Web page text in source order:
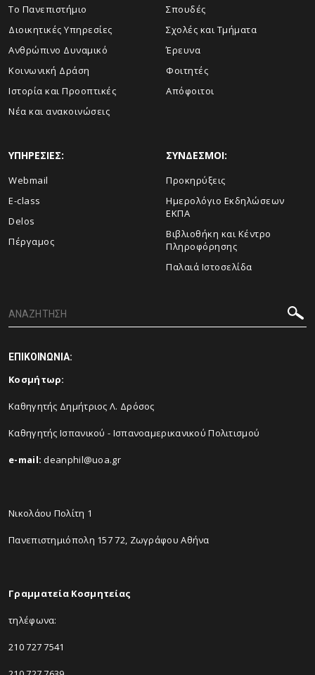
Το Πανεπιστήμιο
Διοικητικές Υπηρεσίες
Ανθρώπινο Δυναμικό
Κοινωνική Δράση
Ιστορία και Προοπτικές
Νέα και ανακοινώσεις
Σπουδές
Σχολές και Τμήματα
Έρευνα
Φοιτητές
Απόφοιτοι
ΥΠΗΡΕΣΙΕΣ:
Webmail
E-class
Delos
Πέργαμος
ΣΥΝΔΕΣΜΟΙ:
Προκηρύξεις
Ημερολόγιο Εκδηλώσεων
ΕΚΠΑ
Βιβλιοθήκη και Κέντρο
Πληροφόρησης
Παλαιά Ιστοσελίδα
ΕΠΙΚΟΙΝΩΝΙΑ:
Κοσμήτωρ:
Καθηγητής Δημήτριος Λ. Δρόσος
Καθηγητής Ισπανικού - Ισπανοαμερικανικού Πολιτισμού
e-mail: deanphil@uoa.gr
Νικολάου Πολίτη 1
Πανεπιστημιόπολη 157 72, Ζωγράφου Αθήνα
Γραμματεία Κοσμητείας
τηλέφωνα:
210 727 7541